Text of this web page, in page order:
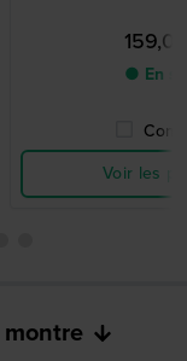
● En
Voir les